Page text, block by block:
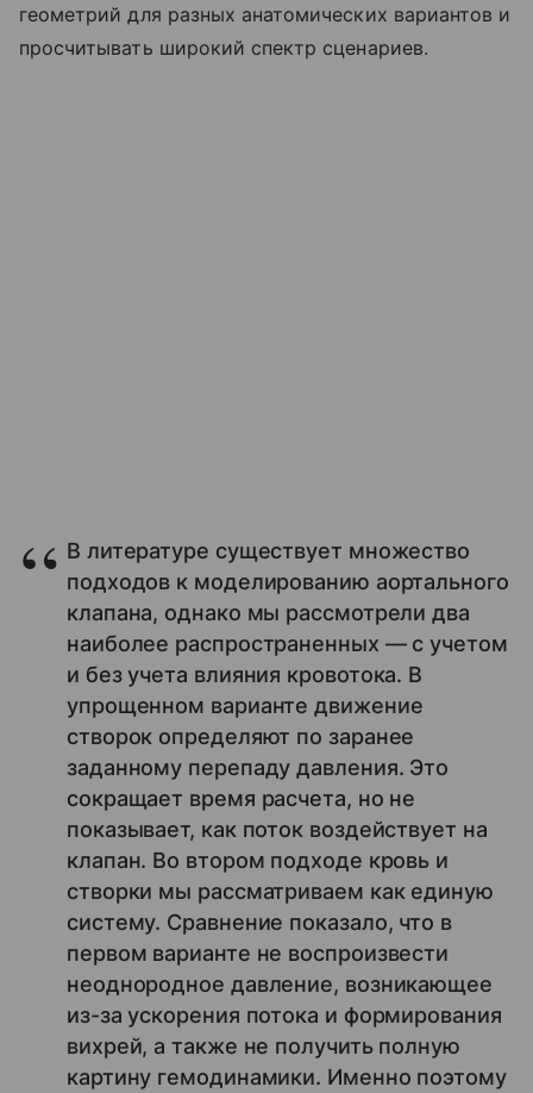
геометрий для разных анатомических вариантов и
просчитывать широкий спектр сценариев.
В литературе существует множество
подходов к моделированию аортального
клапана, однако мы рассмотрели два
наиболее распространенных — с учетом
и без учета влияния кровотока. В
упрощенном варианте движение
створок определяют по заранее
заданному перепаду давления. Это
сокращает время расчета, но не
показывает, как поток воздействует на
клапан. Во втором подходе кровь и
створки мы рассматриваем как единую
систему. Сравнение показало, что в
первом варианте не воспроизвести
неоднородное давление, возникающее
из-за ускорения потока и формирования
вихрей, а также не получить полную
картину гемодинамики. Именно поэтому